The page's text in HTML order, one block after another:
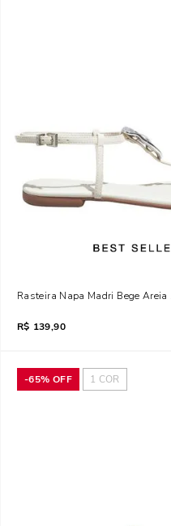
Rasteira Napa Madri Bege Areia
R$ 139,90
-65% OFF 1 COR